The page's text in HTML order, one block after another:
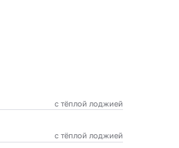
с тёплой лоджией
с тёплой лоджией